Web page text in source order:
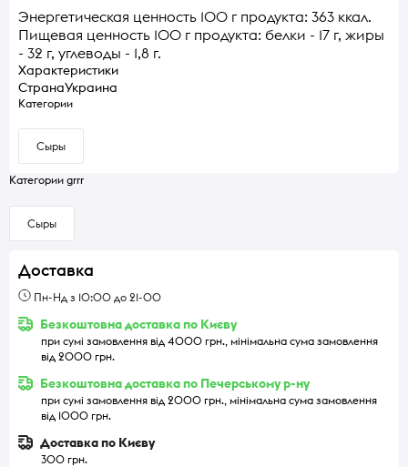
Энергетическая ценность 100 г продукта: 363 ккал.
Пищевая ценность 100 г продукта: белки - 17 г, жиры
- 32 г, углеводы - 1,8 г.
Характеристики
СтранаУкраина
Категории
Сыры
Категории grrr
Сыры
Доставка
Пн-Нд з 10:00 до 21-00
Безкоштовна доставка по Києву
при сумі замовлення від 4000 грн., мінімальна сума замовлення
від 2000 грн.
Безкоштовна доставка по Печерському р-ну
при сумі замовлення від 2000 грн., мінімальна сума замовлення
від 1000 грн.
Доставка по Києву
300 грн.